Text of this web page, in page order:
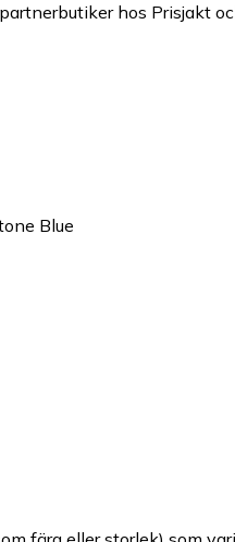
hos Prisjakt
Blue